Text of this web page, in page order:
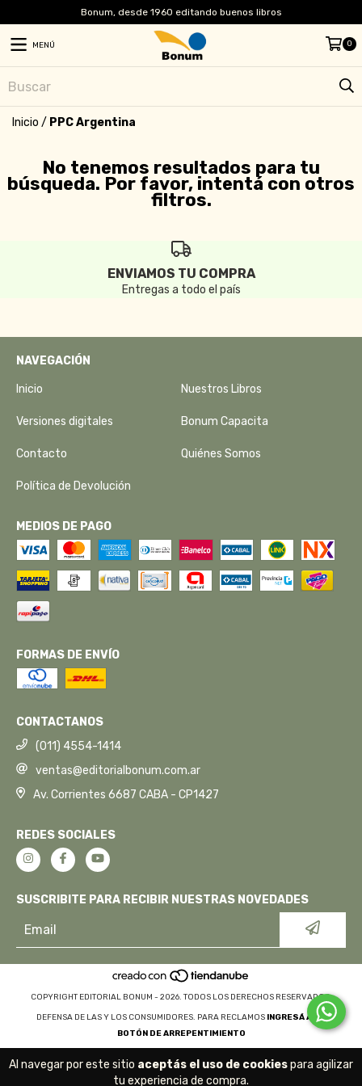
Al navegar por este sitio aceptás el uso de cookiespara agilizar
tu experiencia de compra.
Bonum, desde 1960 editando buenos libros
MENÚ 0
Inicio / PPC Argentina
No tenemos resultados para tu
búsqueda. Por favor, intentá con otros
filtros.
ENVIAMOS TU COMPRA
Entregas a todo el país
NAVEGACIÓN
Inicio Nuestros Libros
Versiones digitales Bonum Capacita
Contacto Quiénes Somos
Política de Devolución
MEDIOS DE PAGO
FORMAS DE ENVÍO
CONTACTANOS
(011) 4554-1414
ventas@editorialbonum.com.ar
Av. Corrientes 6687 CABA - CP1427
REDES SOCIALES
SUSCRIBITE PARA RECIBIR NUESTRAS NOVEDADES
COPYRIGHT EDITORIAL BONUM - 2026. TODOS LOS DERECHOS RESERVADOS.
DEFENSA DE LAS Y LOS CONSUMIDORES. PARA RECLAMOS INGRESÁ ACÁ.
BOTÓN DE ARREPENTIMIENTO